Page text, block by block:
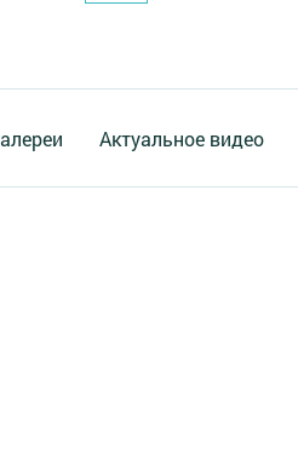
Актуальное видео